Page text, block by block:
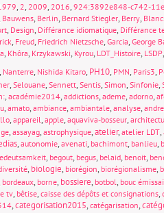
, 2, 2009, 2016, 924:3892e848-c742-
Bauwens, Berlin, Bernard Stiegler, Berry,
, Design, Différance idiomatique, Différance
, Freud, Friedrich Nietzsche, Garcia, George
, Khôra, Krzykawski, Kyrou, LDT_Histoire, LSDP,
, Nanterre, Nishida Kitaro, PH10, PMN, Paris3,
, Selouane, Sennett, Sentis, Simon, Sinfonie,
, académie2014, addictions, ademe, adorno,
, amato, ambiance, ambiantale, analyse,
, appareil, apple, aquaviva-bosseur,
, assayag, astrophysique,atelier, atelier LDT,
, autonomie, avenati, bachimont, banlieu,
, begout, begus, belaid, benoit,
, biologie, biorégion, biorégionalisme,
bordeaux, borne, bossiere, botbol, bouc
tv, bêtise, caisse des dépôts et consignations,
,categorisation2015, catégarisation,